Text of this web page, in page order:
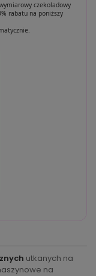
czekoladowy
rabatu na poniższy
utkanych na
na